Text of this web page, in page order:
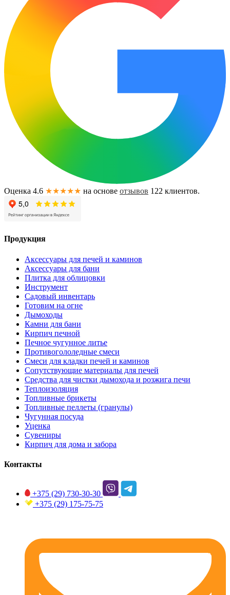
Оценка 4.6 ★★★★★ на основе отзывов 122 клиентов.
Продукция
Аксессуары для печей и каминов
Аксессуары для бани
Плитка для облицовки
Инструмент
Садовый инвентарь
Готовим на огне
Дымоходы
Камни для бани
Кирпич печной
Печное чугунное литье
Противогололедные смеси
Смеси для кладки печей и каминов
Сопутствующие материалы для печей
Средства для чистки дымохода и розжига печи
Теплоизоляция
Топливные брикеты
Топливные пеллеты (гранулы)
Чугунная посуда
Уценка
Сувениры
Кирпич для дома и забора
Контакты
+375 (29) 730-30-30
+375 (29) 175-75-75